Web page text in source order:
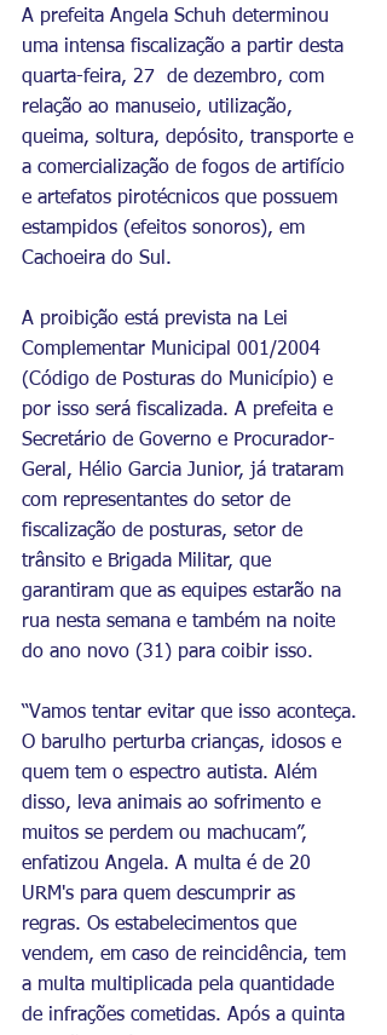
A prefeita Angela Schuh determinou
uma intensa fiscalização a partir desta
quarta-feira, 27  de dezembro, com
relação ao manuseio, utilização,
queima, soltura, depósito, transporte e
a comercialização de fogos de artifício
e artefatos pirotécnicos que possuem
estampidos (efeitos sonoros), em
Cachoeira do Sul.
A proibição está prevista na Lei
Complementar Municipal 001/2004
(Código de Posturas do Município) e
por isso será fiscalizada. A prefeita e
Secretário de Governo e Procurador-
Geral, Hélio Garcia Junior, já trataram
com representantes do setor de
fiscalização de posturas, setor de
trânsito e Brigada Militar, que
garantiram que as equipes estarão na
rua nesta semana e também na noite
do ano novo (31) para coibir isso.
“Vamos tentar evitar que isso aconteça.
O barulho perturba crianças, idosos e
quem tem o espectro autista. Além
disso, leva animais ao sofrimento e
muitos se perdem ou machucam”,
enfatizou Angela. A multa é de 20
URM's para quem descumprir as
regras. Os estabelecimentos que
vendem, em caso de reincidência, tem
a multa multiplicada pela quantidade
de infrações cometidas. Após a quinta